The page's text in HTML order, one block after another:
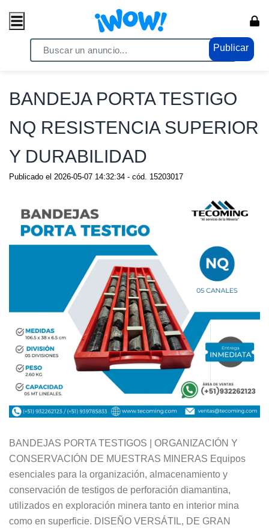
Publicar
/ Comercio / Anuncios
BANDEJA PORTA TESTIGO
NQ RESISTENCIA SUPERIOR
Y DURABILIDAD
Publicado el 2026-05-07 14:32:34 - cód. 15203017
BANDEJAS PORTA TESTIGOS | ORGANIZACIÓN Y
CONSERVACIÓN DE MUESTRAS MINERAS Equipos
esenciales para la organización, almacenamiento y
conservación de testigos de perforación diamantina,
utilizados en exploración minera tanto en interior mina
como en superficie. DISEÑO VERSÁTIL, DE GRAN